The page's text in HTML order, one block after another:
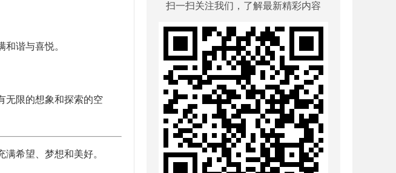
谐与喜悦。
无限的想象和探索的空
希望、梦想和美好。
扫一扫关注我们，了解最新精彩内容